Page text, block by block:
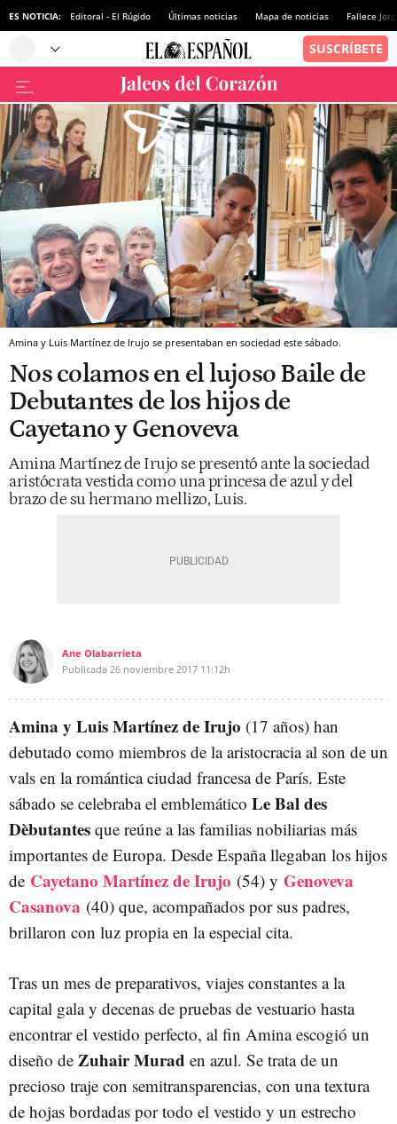
ES NOTICIA: Editoral - El Rúgido Últimas noticias Mapa de noticias Fallece
Amina y Luis Martínez de Irujo se presentaban en sociedad este sábado.
Nos colamos en el lujoso Baile de
Debutantes de los hijos de
Cayetano y Genoveva
Amina Martínez de Irujo se presentó ante la sociedad
aristócrata vestida como una princesa de azul y del
brazo de su hermano mellizo, Luis.
Ane Olabarrieta
Publicada 26 noviembre 2017 11:12h
Amina y Luis Martínez de Irujo (17 años) han
debutado como miembros de la aristocracia al son de un
vals en la romántica ciudad francesa de París. Este
sábado se celebraba el emblemático Le Bal des
Dèbutantes que reúne a las familias nobiliarias más
importantes de Europa. Desde España llegaban los hijos
de Cayetano Martínez de Irujo (54) y Genoveva
Casanova (40) que, acompañados por sus padres,
brillaron con luz propia en la especial cita.
Tras un mes de preparativos, viajes constantes a la
capital gala y decenas de pruebas de vestuario hasta
encontrar el vestido perfecto, al fin Amina escogió un
diseño de Zuhair Murad en azul. Se trata de un
precioso traje con semitransparencias, con una textura
de hojas bordadas por todo el vestido y un estrecho